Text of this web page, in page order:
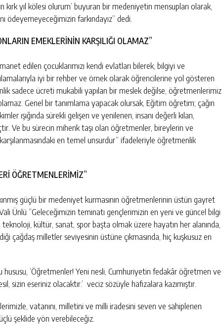
yıl kölesi olurum’ buyuran bir medeniyetin mensupları olarak,
ödeyemeyeceğimizin farkındayız” dedi.
EMEKLERİNİN KARŞILIĞI OLAMAZ”
edilen çocuklarımızı kendi evlatları bilerek, bilgiyi ve
iyi bir rehber ve örnek olarak öğrencilerine yol gösteren
sadece ücreti mukabili yapılan bir meslek değilse, öğretmenlerimiz
Genel bir tanımlama yapacak olursak, Eğitim öğretim; çağın
ışığında sürekli gelişen ve yenilenen, insanı değerli kılan,
Ve bu sürecin mihenk taşı olan öğretmenler, bireylerin ve
en temel unsurdur” ifadeleriyle öğretmenlik
ÖĞRETMENLERİMİZ”
güçlü bir medeniyet kurmasının öğretmenlerinin üstün gayret
Ünlü “Geleceğimizin teminatı gençlerimizin en yeni ve güncel bilgi
kültür, sanat, spor başta olmak üzere hayatın her alanında,
çağdaş milletler seviyesinin üstüne çıkmasında, hiç kuşkusuz en
‘Öğretmenler! Yeni nesli, Cumhuriyetin fedakâr öğretmen ve
sizin eseriniz olacaktır.’ veciz sözüyle hafızalara kazımıştır.
vatanını, milletini ve milli iradesini seven ve sahiplenen
şeklide yön verebileceğiz.